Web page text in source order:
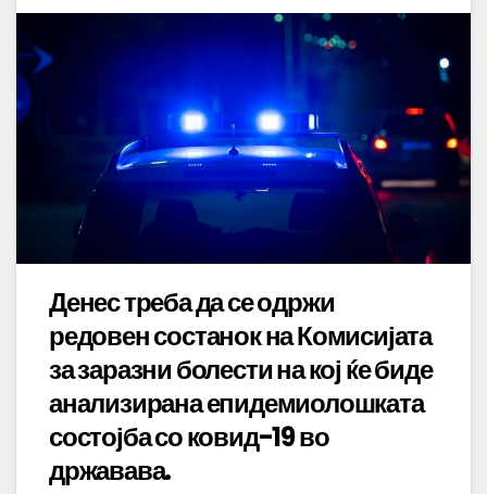
Денес треба да се одржи
редовен состанок на Комисијата
за заразни болести на кој ќе биде
анализирана епидемиолошката
состојба со ковид-19 во
државава.